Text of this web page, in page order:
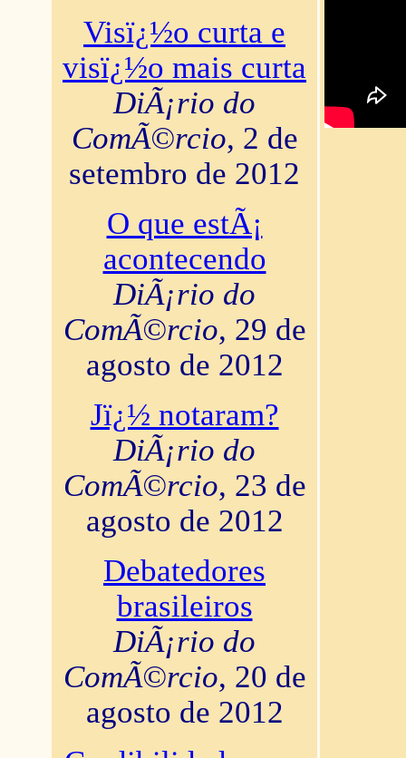
Visï¿½o curta e
visï¿½o mais curta
DiÃ¡rio do
ComÃ©rcio, 2 de
setembro de 2012
O que estÃ¡
acontecendo
DiÃ¡rio do
ComÃ©rcio, 29 de
agosto de 2012
Jï¿½ notaram?
DiÃ¡rio do
ComÃ©rcio, 23 de
agosto de 2012
Debatedores
brasileiros
DiÃ¡rio do
ComÃ©rcio, 20 de
agosto de 2012